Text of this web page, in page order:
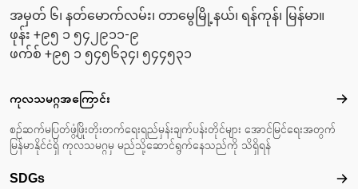
အမှတ် ၆၊ နတ်မောက်လမ်း၊ တာမွေမြို့နယ်၊ ရန်ကုန်၊ မြန်မာ။
ဖုန်း +၉၅ ၁ ၅၄၂၉၁၁-၉
ဖက်စ် +၉၅ ၁ ၅၄၅၆၃၄၊ ၅၄၄၅၃၁
Footer menu
ကုလသမဂ္ဂအကြောင်း ကုလ
စဉ်ဆက်မပြတ်ဖွံ့ဖြိုးတိုးတက်ရေးရည်မှန်းချက်ပန်းတိုင်များ အောင်မြင်ရေးအတွက်
မြန်မာနိုင်ငံရှိ ကုလသမဂ္ဂမှ မည်သို့ဆောင်ရွက်နေသည်ကို သိရှိရန်
SDGs